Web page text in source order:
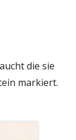
die sie
markiert.